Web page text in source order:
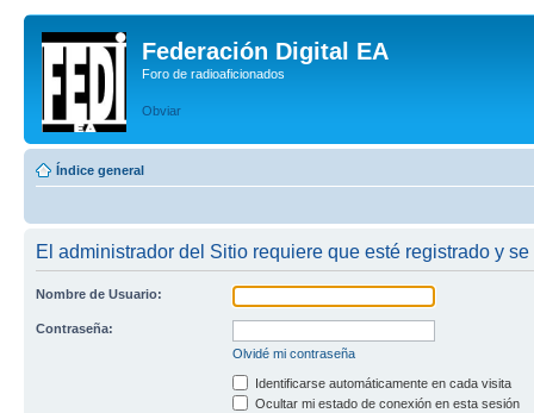
Federación Digital EA
Foro de radioaficionados
Obviar
Índice general
El administrador del Sitio requiere que esté registrado y
Nombre de Usuario:
Contraseña:
Olvidé mi contraseña
Identificarse automáticamente en cada visita
Ocultar mi estado de conexión en esta sesión